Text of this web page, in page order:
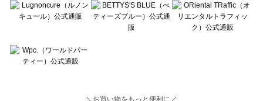
＼お買い物をもっと便利に／